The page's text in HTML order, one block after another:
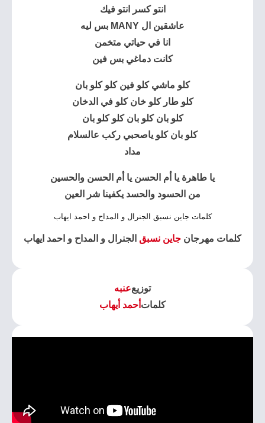
انتو كسر انتو فيك
عاشقين ال MANY بس ليه
انا في حياتي ‏متخمن
كانت دماغي بس فين
كلو ماشي كلو فين كلو كلو بان
كلو طار كلو خان كلو في ‏الدخان
كلو بان كلو بان كلو كلو بان
كلو بان كلو ياصحبي ركب عالسلام
مداد
‏يا طاهرة يا أم الحسن يا أم الحسن والحسين
‏من الحسود والحسد يكفينا شر العين
كلمات جاين نسبق الجنرال و المداح و احمد ايهاب
كلمات مهرجان جاين نسبق الجنرال و المداح و احمد ايهاب
توزيععنبه
كلمات أحمد أيهاب